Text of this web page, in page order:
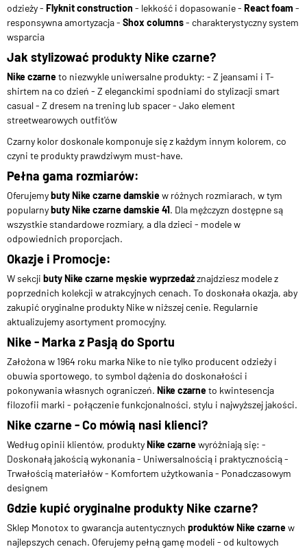
odzieży - Flyknit construction - lekkość i dopasowanie - React foam -
responsywna amortyzacja - Shox columns- charakterystyczny system
wsparcia
Jak stylizować produkty Nike czarne?
Nike czarneto niezwykle uniwersalne produkty: - Z jeansami i T-
shirtem na co dzień - Z eleganckimi spodniami do stylizacji smart
casual - Z dresem na trening lub spacer - Jako element
streetwearowych outfit'ów
Czarny kolor doskonale komponuje się z każdym innym kolorem, co
czyni te produkty prawdziwym must-have.
Pełna gama rozmiarów:
Oferujemybuty Nike czarne damskiew różnych rozmiarach, w tym
popularnybuty Nike czarne damskie 41. Dla mężczyzn dostępne są
wszystkie standardowe rozmiary, a dla dzieci - modele w
odpowiednich proporcjach.
Okazje i Promocje:
W sekcji buty Nike czarne męskie wyprzedażznajdziesz modele z
poprzednich kolekcji w atrakcyjnych cenach. To doskonała okazja, aby
zakupić oryginalne produkty Nike w niższej cenie. Regularnie
aktualizujemy asortyment promocyjny.
Nike - Marka z Pasją do Sportu
Założona w 1964 roku marka Nike to nie tylko producent odzieży i
obuwia sportowego, to symbol dążenia do doskonałości i
pokonywania własnych ograniczeń. Nike czarneto kwintesencja
filozofii marki - połączenie funkcjonalności, stylu i najwyższej jakości.
Nike czarne - Co mówią nasi klienci?
Według opinii klientów, produktyNike czarnewyróżniają się: -
Doskonałą jakością wykonania - Uniwersalnością i praktycznością -
Trwałością materiałów - Komfortem użytkowania - Ponadczasowym
designem
Gdzie kupić oryginalne produkty Nike czarne?
Sklep Monotox to gwarancja autentycznych produktów Nike czarnew
najlepszych cenach. Oferujemy pełną gamę modeli - od kultowych